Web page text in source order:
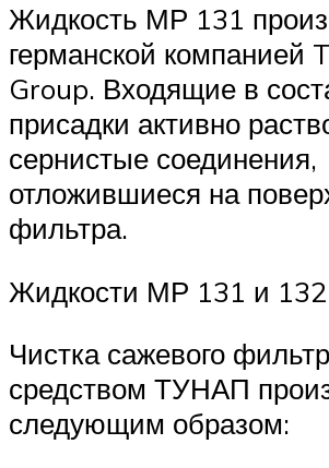
Жидкость МР 131
германской компанией
Group. Входящие в
присадки активно
сернистые соединения,
отложившиеся на
фильтра.
Жидкости МР 131 и 132
Чистка сажевого
средством ТУНАП
следующим образом: